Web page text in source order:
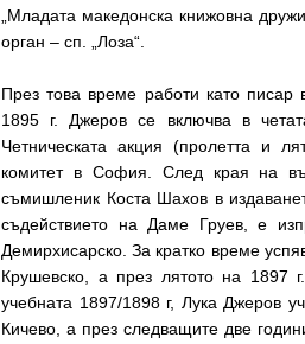
„Младата македонска книжовна
орган – сп. „Лоза“.
През това време работи като
1895 г. Джеров се включва в
Четническата акция (пролетта и
комитет в София. След края на
съмишленик Коста Шахов в
съдействието на Даме Груев, е
Демирхисарско. За кратко време
Крушевско, а през лятото на 1897
учебната 1897/1898 г, Лука Джеров
Кичево, а през следващите две